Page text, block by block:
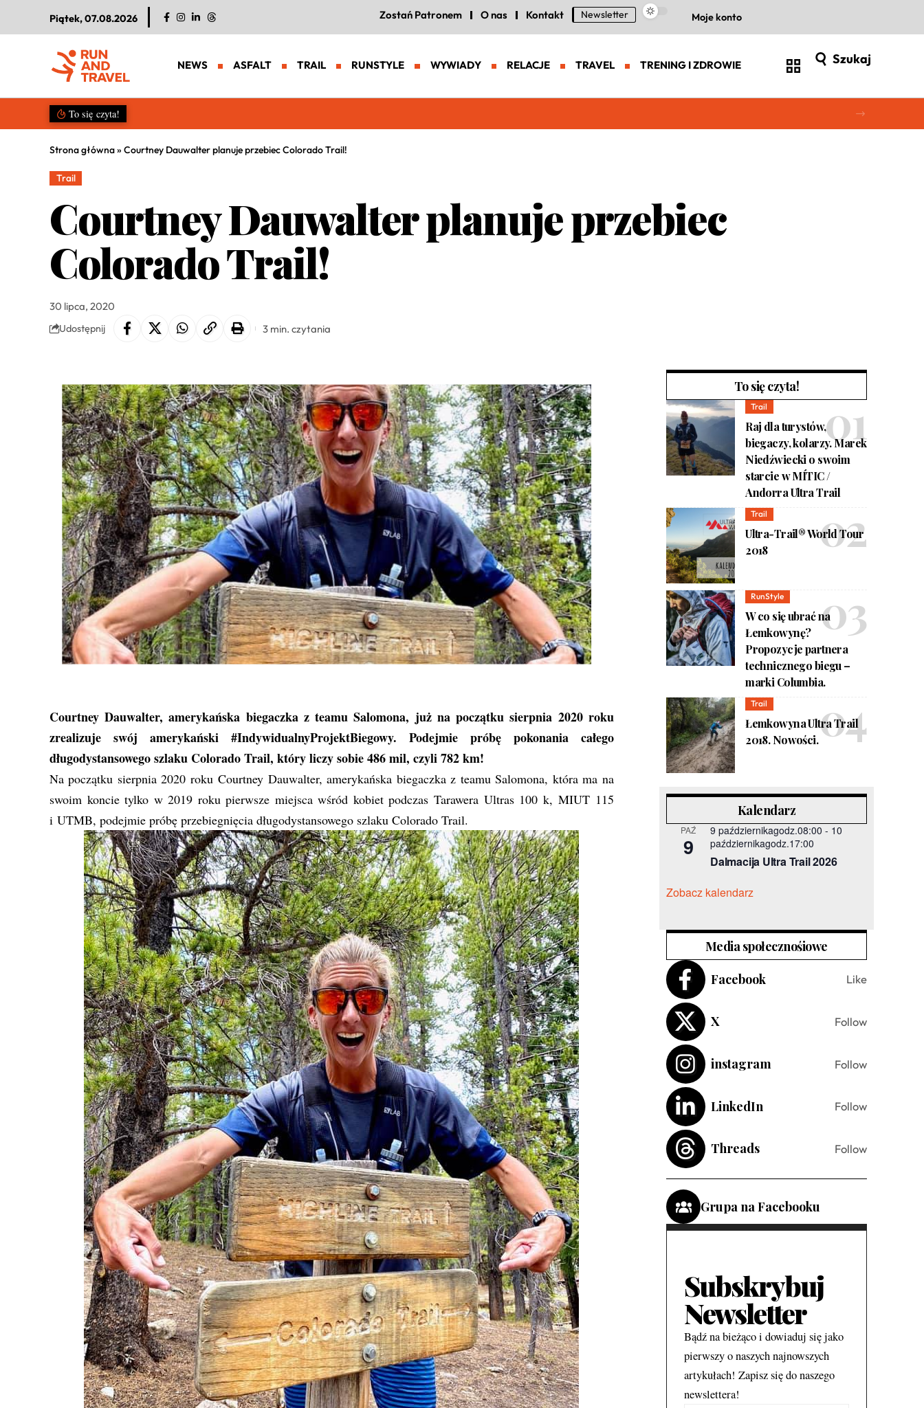
Piątek, 07.08.2026 Zostań Patronem O nas Kontakt Newsletter Moje konto
NEWS ASFALT TRAIL RUNSTYLE WYWIADY RELACJE TRAVEL TRENING I ZDROWIE Szukaj
To się czyta!
Strona główna» Courtney Dauwalter planuje przebiec Colorado Trail!
Trail
Courtney Dauwalter planuje przebiec
Colorado Trail!
30 lipca, 2020
Udostępnij 3 min. czytania
Courtney Dauwalter, amerykańska biegaczka z teamu Salomona, już na początku sierpnia 2020 roku
zrealizuje swój amerykański #IndywidualnyProjektBiegowy. Podejmie próbę pokonania całego
długodystansowego szlaku Colorado Trail, który liczy sobie 486 mil, czyli 782 km!
Na początku sierpnia 2020 roku Courtney Dauwalter, amerykańska biegaczka z teamu Salomona, która ma na
swoim koncie tylko w 2019 roku pierwsze miejsca wśród kobiet podczas Tarawera Ultras 100 k, MIUT 115
i UTMB, podejmie próbę przebiegnięcia długodystansowego szlaku Colorado Trail.
To się czyta!
Trail
Raj dla turystów,
biegaczy, kolarzy. Marek
Niedźwiecki o swoim
starcie w MÍTIC /
Andorra Ultra Trail
Trail
Ultra-Trail® World Tour
2018
RunStyle
W co się ubrać na
Łemkowynę?
Propozycje partnera
technicznego biegu –
marki Columbia.
Trail
Łemkowyna Ultra Trail
2018. Nowości.
Kalendarz
PAŹ
9
9 październikagodz.08:00 - 10
październikagodz.17:00
Dalmacija Ultra Trail 2026
Zobacz kalendarz
Media społecznośiowe
Facebook
Like
X Follow
instagram Follow
LinkedIn Follow
Threads Follow
Grupa na Facebooku
Subskrybuj
Newsletter
Bądź na bieżąco i dowiaduj się jako
pierwszy o naszych najnowszych
artykułach! Zapisz się do naszego
newslettera!